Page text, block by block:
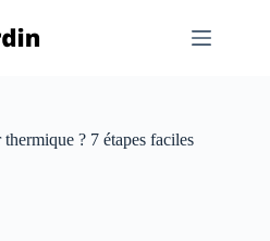
? 7 étapes faciles